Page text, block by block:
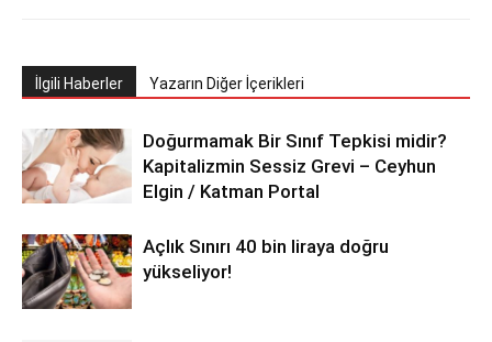
İlgili Haberler Yazarın Diğer İçerikleri
Doğurmamak Bir Sınıf Tepkisi midir?
Kapitalizmin Sessiz Grevi – Ceyhun
Elgin / Katman Portal
Açlık Sınırı 40 bin liraya doğru
yükseliyor!